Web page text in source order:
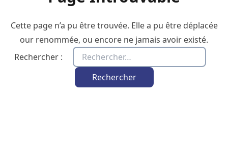
Cette page n’a pu être trouvée. Elle a pu être déplacée
our renommée, ou encore ne jamais avoir existé.
Rechercher :